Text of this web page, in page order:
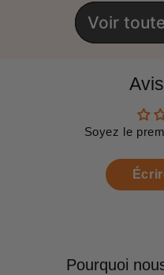
Voir
Soyez le
Pourquoi